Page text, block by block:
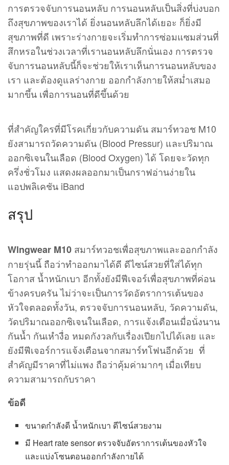
การตรวจจับการนอนหลับ การนอนหลับเป็นสิ่งที่บ่งบอก
ถึงสุขภาพของเราได้ ยิ่งนอนหลับลึกได้เยอะ ก็ยิ่งมี
สุขภาพที่ดี เพราะร่างกายจะเริ่มทำการซ่อมแซมส่วนที่
สึกหรอในช่วงเวลาที่เรานอนหลับลึกนั่นเอง การตรวจ
จับการนอนหลับนี้ก็จะช่วยให้เราเห็นการนอนหลับของ
เรา และต้องดูแลร่างกาย ออกกำลังกายให้สม่ำเสมอ
มากขึ้น เพื่อการนอนที่ดีขึ้นด้วย
ที่สำคัญใครที่มีโรคเกี่ยวกับความดัน สมาร์ทวอช M10
ยังสามารถวัดความดัน (Blood Pressur) และปริมาณ
ออกซิเจนในเลือด (Blood Oxygen) ได้ โดยจะวัดทุก
ครึ่งชั่วโมง แสดงผลออกมาเป็นกราฟอ่านง่ายใน
แอปพลิเคชัน iBand
สรุป
Wlngwear M10 สมาร์ทวอชเพื่อสุขภาพและออกกำลัง
กายรุ่นนี้ ถือว่าทำออกมาได้ดี ดีไซน์สวยที่ใส่ได้ทุก
โอกาส น้ำหนักเบา อีกทั้งยังมีฟีเจอร์เพื่อสุขภาพที่ค่อน
ข้างครบครัน ไม่ว่าจะเป็นการวัดอัตราการเต้นของ
หัวใจตลอดทั้งวัน, ตรวจจับการนอนหลับ, วัดความดัน,
วัดปริมาณออกซิเจนในเลือด, การแจ้งเตือนเมื่อนั่งนาน
กันน้ำ กันเหำงื่อ หมดกังวลกับเรื่องเปียกไปได้เลย และ
ยังมีฟีเจอร์การแจ้งเตือนจากสมาร์ทโฟนอีกด้วย ที่
สำคัญมีราคาที่ไม่แพง ถือว่าคุ้มค่ามากๆ เมื่อเทียบ
ความสามารถกับราคา
ข้อดี
ขนาดกำลังดี น้ำหนักเบา ดีไซน์สวยงาม
มี Heart rate sensor ตรวจจับอัตราการเต้นของหัวใจ
และแบ่งโซนตอนออกกำลังกายได้